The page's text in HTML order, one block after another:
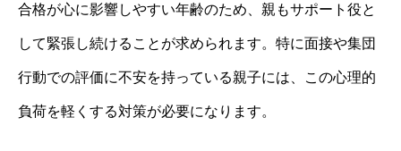
合格が心に影響しやすい年齢のため、親もサポート役と
して緊張し続けることが求められます。特に面接や集団
行動での評価に不安を持っている親子には、この心理的
負荷を軽くする対策が必要になります。